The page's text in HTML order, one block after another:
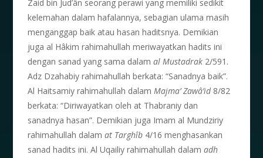
Zaid bin Jud’ân seorang perawi yang memiliki sedikit
kelemahan dalam hafalannya, sebagian ulama masih
menganggap baik atau hasan haditsnya. Demikian
juga al Hâkim rahimahullah meriwayatkan hadits ini
dengan sanad yang sama dalamal Mustadrak 2/591.
Adz Dzahabiy rahimahullah berkata: “Sanadnya baik”.
Al Haitsamiy rahimahullah dalamMajma’ Zawâ’id8/82
berkata: “Diriwayatkan oleh at Thabraniy dan
sanadnya hasan”. Demikian juga Imam al Mundziriy
rahimahullah dalamat Targhîb 4/16 menghasankan
sanad hadits ini. Al Uqailiy rahimahullah dalamadh